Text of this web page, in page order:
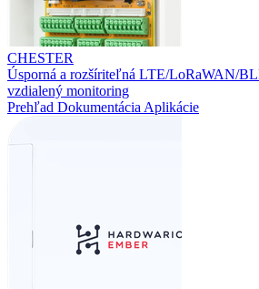
CHESTER
Úsporná a rozšíriteľná LTE/LoRaWAN/
vzdialený monitoring
Prehľad Dokumentácia Aplikácie